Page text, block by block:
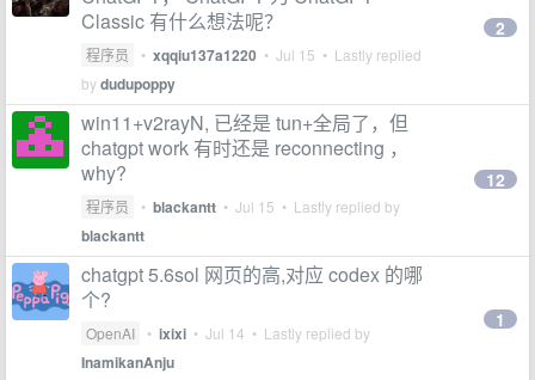
Classic 有什么想法呢？
程序员 • xqqiu137a1220 • Jul 15 • Lastly replied
bydudupoppy
2
win11+v2rayN, 已经是 tun+全局了，但
chatgpt work 有时还是 reconnecting ，
why?
程序员 • blackantt • Jul 15 • Lastly replied by
blackantt
12
chatgpt 5.6sol 网页的高,对应 codex 的哪
个?
OpenAI • ixixi • Jul 14 • Lastly replied by
InamikanAnju
1